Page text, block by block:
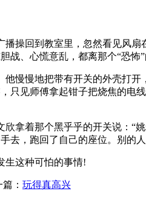
播操回到教室里，忽然看见风
战、心慌意乱，都离那个“恐怖
他慢慢地把带有开关的外壳打
只见师傅拿起钳子把烧焦的电
欣拿着那个黑乎乎的开关说：“
去，跑回了自己的座位。别的
生这种可怕的事情!
篇： 玩得真高兴